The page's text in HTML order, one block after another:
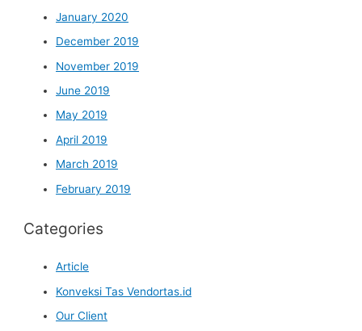
January 2020
December 2019
November 2019
June 2019
May 2019
April 2019
March 2019
February 2019
Categories
Article
Konveksi Tas Vendortas.id
Our Client